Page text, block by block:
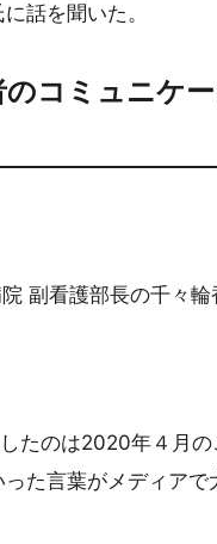
話を聞いた。
コミュニケ
副看護部長の千々輪
たのは2020年４月
た言葉がメディア